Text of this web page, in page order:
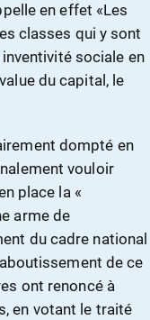
en effet «Les
classes qui y sont
sociale en
du capital, le
dompté en
vouloir
place la «
arme de
du cadre national
de ce
ont renoncé à
en votant le traité